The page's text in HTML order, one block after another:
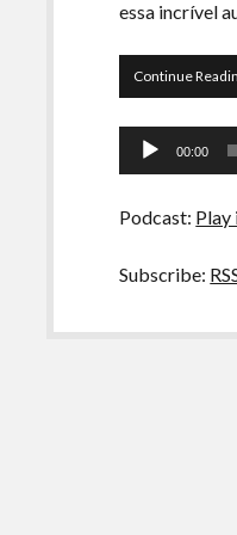
essa incrível
Continue
Tocador
00:00
Podcast: Play
Subscribe: